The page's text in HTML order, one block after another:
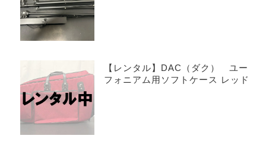
【レンタル】DAC（ダク） ユー
フォニアム用ソフトケース レッド